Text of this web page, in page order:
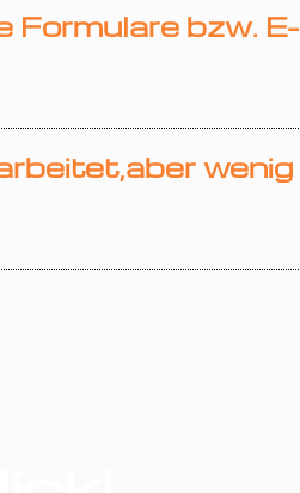
Formulare bzw. E-
wenig